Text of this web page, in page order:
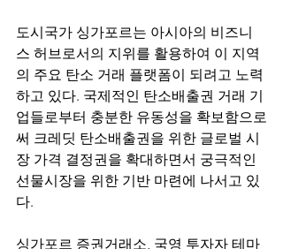
도시국가 싱가포르는 아시아의 비즈니
스 허브로서의 지위를 활용하여 이 지역
의 주요 탄소 거래 플랫폼이 되려고 노력
하고 있다. 국제적인 탄소배출권 거래 기
업들로부터 충분한 유동성을 확보함으로
써 크레딧 탄소배출권을 위한 글로벌 시
장 가격 결정권을 확대하면서 궁극적인
선물시장을 위한 기반 마련에 나서고 있
다.
싱가포르 증권거래소, 국영 투자자 테마